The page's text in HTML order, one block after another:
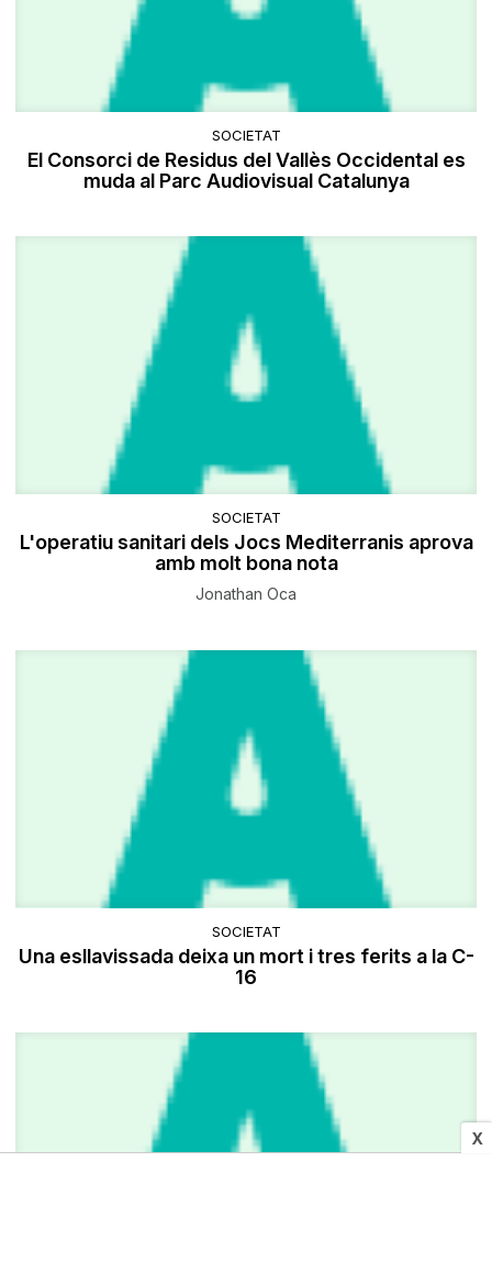
X
SOCIETAT
El Consorci de Residus del Vallès Occidental es
muda al Parc Audiovisual Catalunya
SOCIETAT
L'operatiu sanitari dels Jocs Mediterranis aprova
amb molt bona nota
Jonathan Oca
SOCIETAT
Una esllavissada deixa un mort i tres ferits a la C-
16